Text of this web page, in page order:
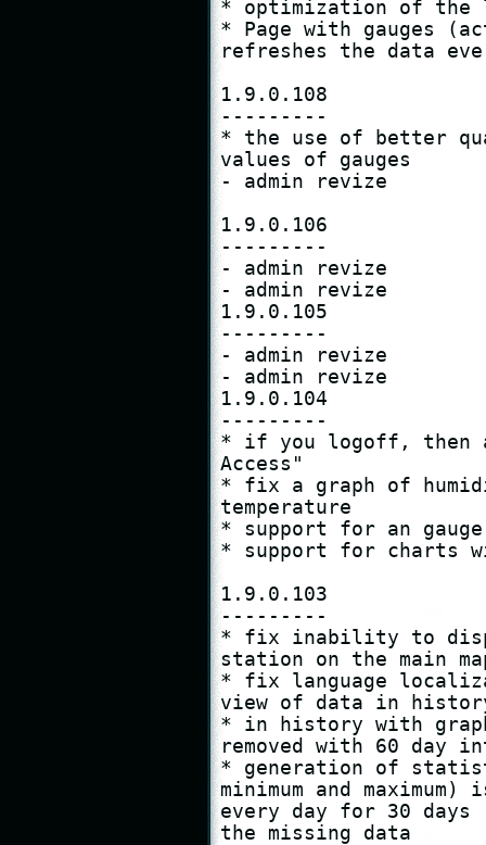
* optimization of the
* Page with gauges
refreshes the data
1.9.0.108
---------
* the use of better
values ​​of gauges
- admin revize
1.9.0.106
---------
- admin revize
- admin revize
1.9.0.105
---------
- admin revize
- admin revize
1.9.0.104
---------
* if you logoff, then
Access"
* fix a graph of
temperature
* support for an
* support for charts
1.9.0.103
---------
* fix inability to
station on the main
* fix language
view of data in
* in history with
removed with 60 day
* generation of
minimum and
every day for 30
the missing data